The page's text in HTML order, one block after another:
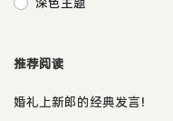
推荐阅读
婚礼上新郎的经典发言!